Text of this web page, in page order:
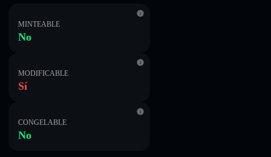
MINTEABLE
No
MODIFICABLE
Sí
CONGELABLE
No